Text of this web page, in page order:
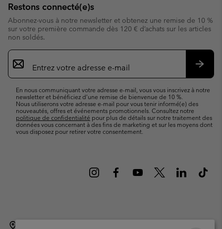
Restons connecté(e)s
Abonnez-vous à notre newsletter et obtenez une remise de 10 %
sur votre première commande dès 120 € d’achats sur les articles
non soldés.
Inscription
par
e-
En nous communiquant votre adresse e-mail, vous vous inscrivez à notre
newsletter et bénéficiez d’une remise de bienvenue de 10 %.
Nous utiliserons votre adresse e-mail pour vous tenir informé(e) des
nouveautés, offres et événements promotionnels. Consultez notre
politique de confidentialité pour plus de détails sur notre traitement des
données vous concernant à des fins de marketing et sur les moyens dont
vous disposez pour retirer votre consentement.